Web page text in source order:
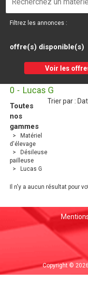
Filtrez les annonces :
offre(s) disponible(s)
Voir les
Toutes
nos
gammes
Matériel
d'élevage
Désileuse
pailleuse
Lucas G
0 Lucas G
Trier par :
Il n'y a aucun résultat pour
Copyright ©